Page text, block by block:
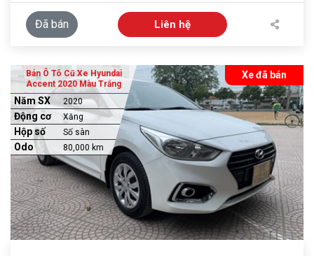
Đã bán Liên hệ
Xe đã bán
Bán Ô Tô Cũ Xe Hyundai
Accent 2020 Màu Trắng
Năm SX 2020
Động cơ Xăng
Hộp số Số sàn
Odo 80,000 km